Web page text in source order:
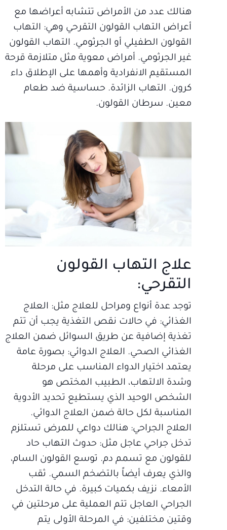
هنالك عدد من الأمراض تتشابه أعراضها مع
أعراض التهاب القولون التقرحي وهي: التهاب
القولون الطفيلي أو الجرثومي. التهاب القولون
غير الجرثومي. أمراض معوية مثل متلازمة قرحة
المستقيم الانفرادية وأهمها على الإطلاق داء
كرون. التهاب الزائدة. حساسية ضد طعام
معين. سرطان القولون.
علاج التهاب القولون
التقرحي:
توجد عدة أنواع ومراحل للعلاج مثل: العلاج
الغذائي: في حالات نقص التغذية يجب أن تتم
تغذية إضافية عن طريق السوائل ضمن العلاج
الغذائي الصحي. العلاج الدوائي: بصورة عامة
يعتمد اختيار الدواء المناسب على مرحلة
وشدة الالتهاب، الطبيب المختص هو
الشخص الوحيد الذي يستطيع تحديد الأدوية
المناسبة لكل حالة ضمن العلاج الدوائي.
العلاج الجراحي: هنالك دواعي للمرض تستلزم
تدخل جراحي عاجل مثل: حدوث التهاب حاد
للقولون مع تسمم دم. توسع القولون السام،
والذي يعرف أيضاً بالتضخم السمي. ثقب
الأمعاء. نزيف بكميات كبيرة. في حالة التدخل
الجراحي العاجل تتم العملية على مرحلتين في
وقتين مختلفين: في المرحلة الأولى يتم